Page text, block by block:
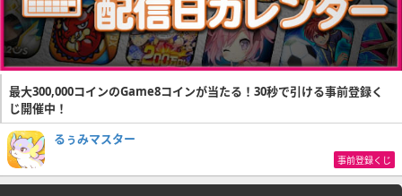
最大300,000コインのGame8コインが当たる！30秒で引ける事前登録く
じ開催中！
るぅみマスター
事前登録くじ